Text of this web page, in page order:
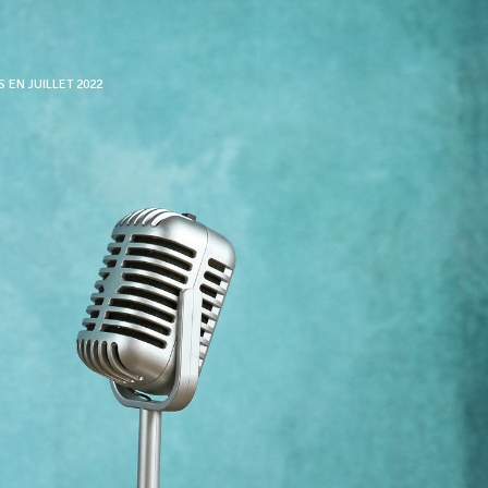
EN JUILLET 2022